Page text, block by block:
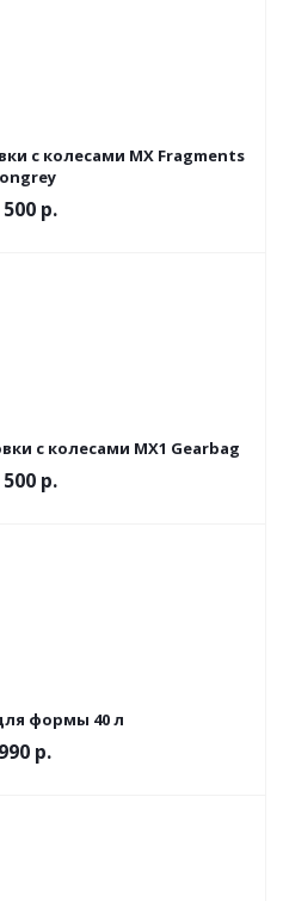
с колесами MX Fragments
р.
с колесами MX1 Gearbag
р.
формы 40 л
р.